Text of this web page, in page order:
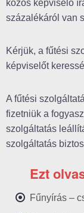
közös képviselő
százalékáról van
Kérjük, a fűtési
képviselőt
A fűtési
fizetniük a
szolgáltatás
szolgáltatás
Ezt
Fűnyírás –